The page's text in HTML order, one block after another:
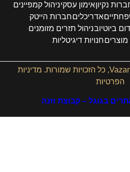
נקיוןאימון עסקיניהול קמפיינים
אדריכליםחברות הייטק
ביוטיובניהול תזרים מזומנים
מוצריםחנויות דיגיטליות
מדיניות
הפרטיות
בגוגל – קבוצת וזנה